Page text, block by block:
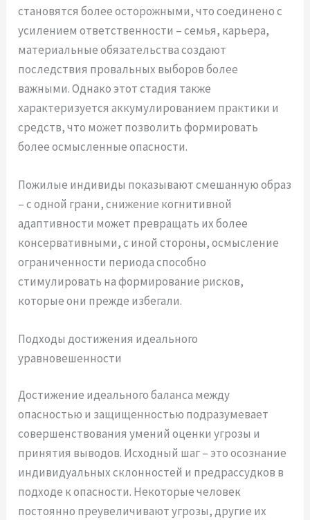
становятся более осторожными, что соединено с
усилением ответственности – семья, карьера,
материальные обязательства создают
последствия провальных выборов более
важными. Однако этот стадия также
характеризуется аккумулированием практики и
средств, что может позволить формировать
более осмысленные опасности.
Пожилые индивиды показывают смешанную образ
– с одной грани, снижение когнитивной
адаптивности может превращать их более
консервативными, с иной стороны, осмысление
ограниченности периода способно
стимулировать на формирование рисков,
которые они прежде избегали.
Подходы достижения идеального
уравновешенности
Достижение идеального баланса между
опасностью и защищенностью подразумевает
совершенствования умений оценки угрозы и
принятия выводов. Исходный шаг – это осознание
индивидуальных склонностей и предрассудков в
подходе к опасности. Некоторые человек
постоянно преувеличивают угрозы, другие их